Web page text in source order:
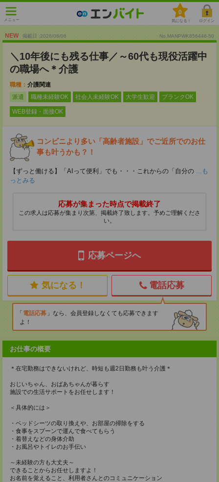
メニュー
0
気になる！ ログイン
NEW 掲載日 :2026/08/06 No.MANPWK856446-50
＼10年後にも残る仕事／～60代も現役活躍中
の職場へ＊介護
職種： 介護関連
派遣
職種未経験OK 社会人未経験OK 大学生歓迎 ブランクOK
WEB登録・面接OK
コンビニより多い「高齢者施設」でご近所でのお仕
事も叶うかも？！
【ずっと働ける】「AIって便利」でも・・・これからの「自分の ...も
っとみる
応募が集まった時点で掲載終了
この求人は応募が集まり次第、掲載終了致します。予めご理解くださ
い。
応募ページへ
気になる！ 電話応募
電話応募
なら、会員登録しなくても応募できます
よ！
お仕事の概要
＊在宅勤務はできないけれど、時短も週2日勤務も叶う介護＊
おじいちゃん、おばあちゃんが暮らす
施設での生活サポートをお任せします！
＜具体的には＞
・ベッドシーツの取り換えや、お部屋の掃除をする
・食事をスプーンで運んで食べてもらう
・着替えなどの身体介助
・お風呂やトイレのお手伝い
～未経験の方も大丈夫～
できることからお任せしますよ！
お名前を覚えること、利用者さんとのコミュニケーション